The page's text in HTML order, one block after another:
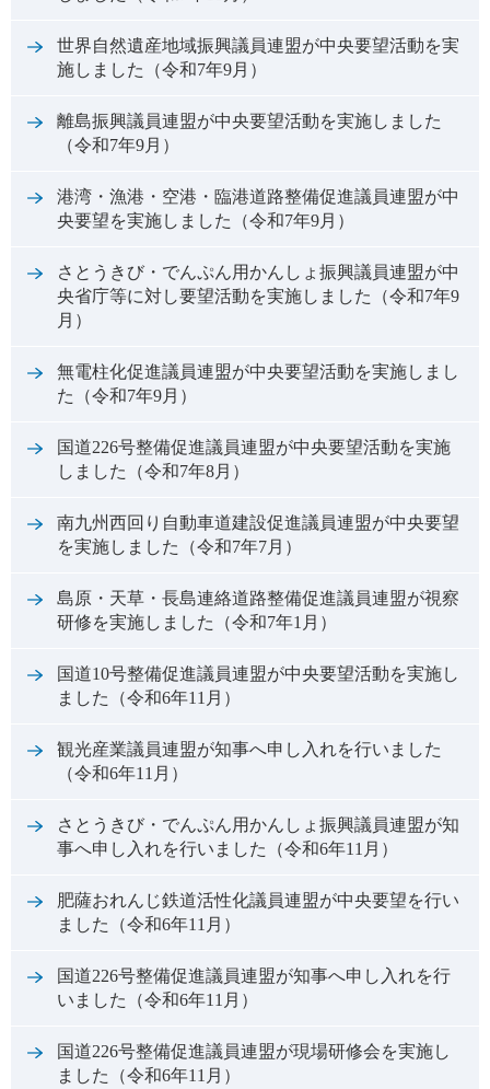
世界自然遺産地域振興議員連盟が中央要望活動を実
施しました（令和7年9月）
離島振興議員連盟が中央要望活動を実施しました
（令和7年9月）
港湾・漁港・空港・臨港道路整備促進議員連盟が中
央要望を実施しました（令和7年9月）
さとうきび・でんぷん用かんしょ振興議員連盟が中
央省庁等に対し要望活動を実施しました（令和7年9
月）
無電柱化促進議員連盟が中央要望活動を実施しまし
た（令和7年9月）
国道226号整備促進議員連盟が中央要望活動を実施
しました（令和7年8月）
南九州西回り自動車道建設促進議員連盟が中央要望
を実施しました（令和7年7月）
島原・天草・長島連絡道路整備促進議員連盟が視察
研修を実施しました（令和7年1月）
国道10号整備促進議員連盟が中央要望活動を実施し
ました（令和6年11月）
観光産業議員連盟が知事へ申し入れを行いました
（令和6年11月）
さとうきび・でんぷん用かんしょ振興議員連盟が知
事へ申し入れを行いました（令和6年11月）
肥薩おれんじ鉄道活性化議員連盟が中央要望を行い
ました（令和6年11月）
国道226号整備促進議員連盟が知事へ申し入れを行
いました（令和6年11月）
国道226号整備促進議員連盟が現場研修会を実施し
ました（令和6年11月）